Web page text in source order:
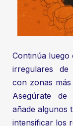
Continúa
irregulares de
con zonas
Asegúrate
añade algunos
intensificar los